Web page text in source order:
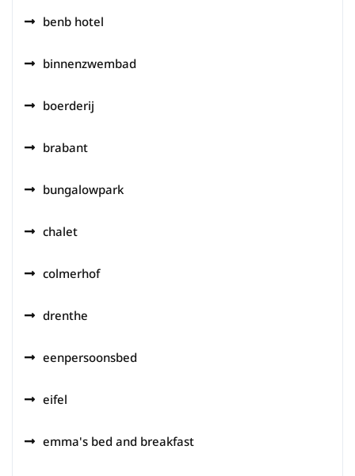
benb hotel
binnenzwembad
boerderij
brabant
bungalowpark
chalet
colmerhof
drenthe
eenpersoonsbed
eifel
emma's bed and breakfast